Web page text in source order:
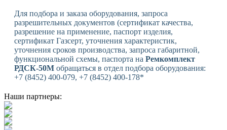
Для подбора и заказа оборудования, запроса
разрешительных документов (сертификат качества,
разрешение на применение, паспорт изделия,
сертификат Газсерт, уточнения характеристик,
уточнения сроков производства, запроса габаритной,
функциональной схемы, паспорта на Ремкомплект
РДСК-50М обращаться в отдел подбора оборудования:
+7 (8452) 400-079, +7 (8452) 400-178*
Наши партнеры: